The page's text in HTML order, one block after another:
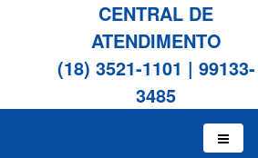
CENTRAL DE
ATENDIMENTO
(18) 3521-1101 | 99133-
3485